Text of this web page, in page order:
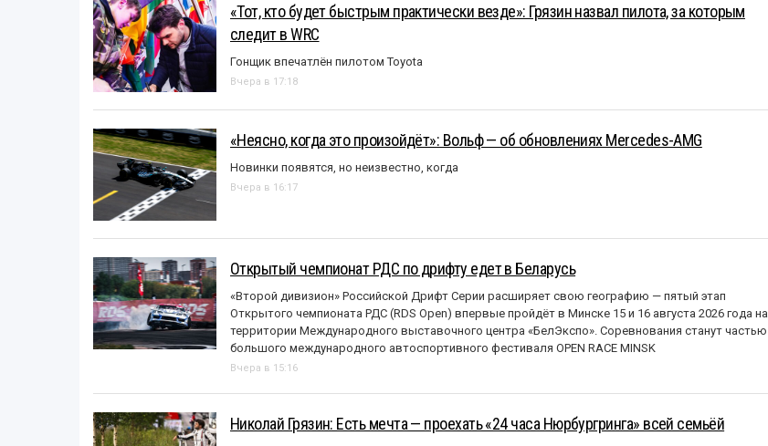
«Тот, кто будет быстрым практически везде»: Грязин назвал пилота, за которым
следит в WRC
Гонщик впечатлён пилотом Toyota
Вчера в 17:18
«Неясно, когда это произойдёт»: Вольф — об обновлениях Mercedes-AMG
Новинки появятся, но неизвестно, когда
Вчера в 16:17
Открытый чемпионат РДС по дрифту едет в Беларусь
«Второй дивизион» Российской Дрифт Серии расширяет свою географию — пятый этап
Открытого чемпионата РДС (RDS Open) впервые пройдёт в Минске 15 и 16 августа 2026 года на
территории Международного выставочного центра «БелЭкспо». Соревнования станут частью
большого международного автоспортивного фестиваля OPEN RACE MINSK
Вчера в 15:16
Николай Грязин: Есть мечта — проехать «24 часа Нюрбургринга» всей семьёй